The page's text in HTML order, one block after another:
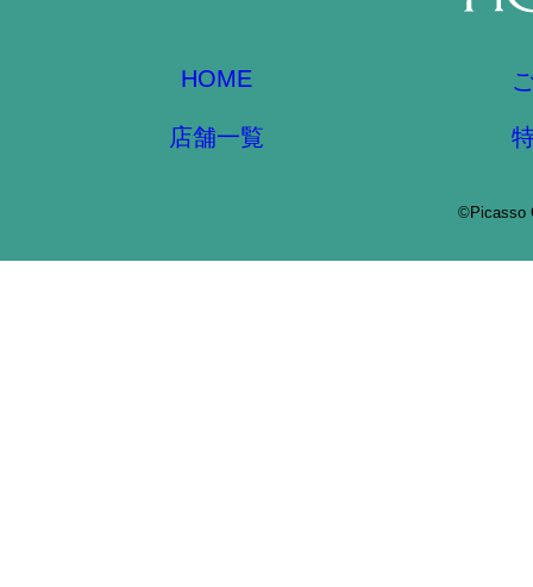
HOME
店舗一覧
©Picasso